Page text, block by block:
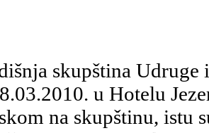
skupština
u Hotelu
na skupštinu, istu